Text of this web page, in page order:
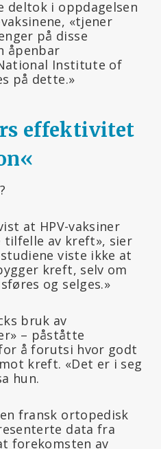
deltok i oppdagelsen
«tjener
på disse
åpenbar
Institute of
på dette.»
effektivitet
«
at HPV-vaksiner
av kreft», sier
viste ikke at
kreft, selv om
og selges.»
bruk av
– påståtte
å forutsi hvor godt
kreft. «Det er i seg
hun.
fransk ortopedisk
data fra
forekomsten av